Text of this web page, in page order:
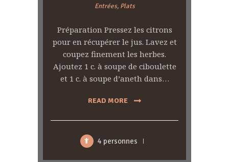
Entrées, Plats
Préparation Pressez les citrons
pour en récupérer le jus. Lavez et
coupez finement les herbes.
Ajoutez 1 c. à soupe de ciboulette
et 1 c. à soupe d’aneth dans…
READ MORE
4 personnes